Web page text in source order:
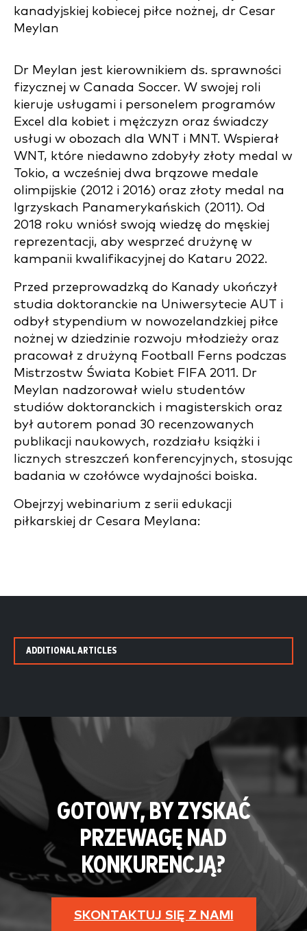
Dr Meylan jest kierownikiem ds. sprawności
fizycznej w Canada Soccer. W swojej roli
kieruje usługami i personelem programów
Excel dla kobiet i mężczyzn oraz świadczy
usługi w obozach dla WNT i MNT. Wspierał
WNT, które niedawno zdobyły złoty medal w
Tokio, a wcześniej dwa brązowe medale
olimpijskie (2012 i 2016) oraz złoty medal na
Igrzyskach Panamerykańskich (2011). Od
2018 roku wniósł swoją wiedzę do męskiej
reprezentacji, aby wesprzeć drużynę w
kampanii kwalifikacyjnej do Kataru 2022.
Przed przeprowadzką do Kanady ukończył
studia doktoranckie na Uniwersytecie AUT i
odbył stypendium w nowozelandzkiej piłce
nożnej w dziedzinie rozwoju młodzieży oraz
pracował z drużyną Football Ferns podczas
Mistrzostw Świata Kobiet FIFA 2011. Dr
Meylan nadzorował wielu studentów
studiów doktoranckich i magisterskich oraz
był autorem ponad 30 recenzowanych
publikacji naukowych, rozdziału książki i
licznych streszczeń konferencyjnych, stosując
badania w czołówce wydajności boiska.
Obejrzyj webinarium z serii edukacji
piłkarskiej dr Cesara Meylana:
ADDITIONAL ARTICLES
GOTOWY, BY ZYSKAĆ
PRZEWAGĘ NAD
KONKURENCJĄ?
SKONTAKTUJ SIĘ Z NAMI